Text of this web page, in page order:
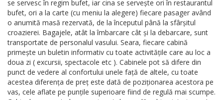
se servesc în regim bufet, iar cina se servește ori în restaurantul
bufet, ori a la carte (cu meniu la alegere) fiecare pasager având
o anumită masă rezervată, de la începutul până la sfârșitul
croazierei. Bagajele, atât la îmbarcare cât și la debarcare, sunt
transportate de personalul vasului. Seara, fiecare cabină
primește un buletin informativ cu toate activitățile care au loc a
doua zi ( excursii, spectacole etc ). Cabinele pot să difere din
punct de vedere al confortului unele față de altele, cu toate
acestea diferența de preț este dată de poziționarea acestora pe
vas, cele aflate pe punțile superioare fiind de regulă mai scumpe.